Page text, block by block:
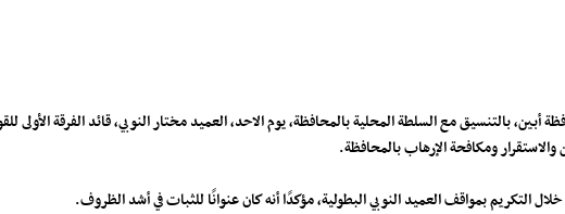
أبين، بالتنسيق مع السلطة المحلية بالمحافظة، يوم الاحد، العميد مختار النوبي، قائد الفرقة الأولى
والاستقرار ومكافحة الإرهاب بالمحافظة.
التكريم بمواقف العميد النوبي البطولية، مؤكدًا أنه كان عنوانًا للثبات في أشد الظروف.